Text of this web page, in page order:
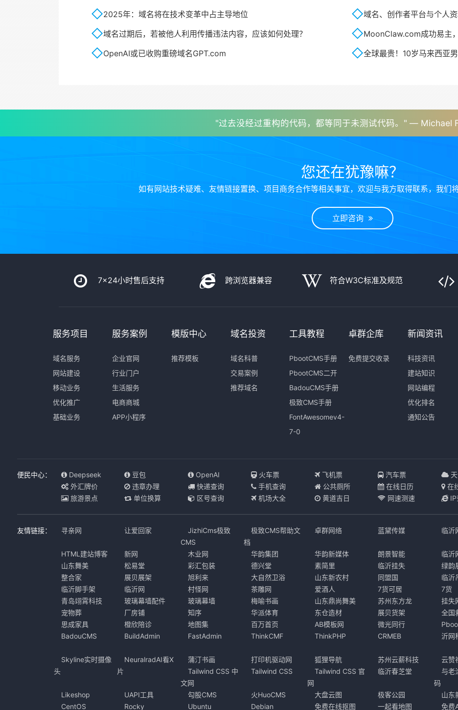
2025年：域名将在技术变革中占主导地位
域名、创作者平台与个人
域名过期后，若被他人利用传播违法内容，应该如何处理？
MoonClaw.com成功易主
OpenAI或已收购重磅域名GPT.com
全球最贵！10岁马来西亚
"过去没经过重构的代码，都等同于未测试代码。" — Michael
您还在犹豫嘛？
如有网站技术疑难、友情链接置换、项目商务合作等相关事宜，欢迎与我方取得联系，我们
立即咨询
7x24小时售后支持 跨浏览器兼容 符合W3C标准及规范
服务项目
域名服务
网站建设
移动业务
优化推广
基础业务
服务案例
企业官网
行业门户
生活服务
电商商城
APP小程序
模版中心
推荐模板
域名投资
域名科普
交易案例
推荐域名
工具教程
PbootCMS手册
PbootCMS二开
BadouCMS手册
极致CMS手册
FontAwesomev4-
7-0
卓群企库
免费提交收录
新闻资讯
科技资讯
建站知识
网站编程
优化排名
通知公告
便民中心： Deepseek 豆包 OpenAI 火车票 飞机票 汽车票
外汇牌价
违章办理 快递查询 手机查询 公共厕所 在线日历 在
旅游景点
单位换算 区号查询 机场大全 黄道吉日 网速测速
友情链接： 寻亲网 让爱回家
JizhiCms极致
CMS
极致CMS帮助文
档
卓群网络 蓝黛传媒 临沂
HTML建站博客
新网 木业网 华韵集团 华韵新媒体 朗景智能 临沂
山东舞美
松易堂 彩汇包装 德兴堂 素简里 临沂挂失 绿韵
整合家
展贝展架 旭利来 大自然卫浴 山东新农村 同盟国 临沂
临沂脚手架
临沂网 村怪网 茶雕网 爱酒人 7货可居 7货
青岛翊霄科技
玻璃幕墙配件 玻璃幕墙 梅喻书画 山东鼎尚舞美 苏州东方龙 挂失
宠物葬
厂房铺 知序 华派体育 东仓造材 展贝货架 全国
思成家具
橙欣陪诊 地图集 百万首页 AB模板网 微光同行
BadouCMS
BuildAdmin FastAdmin ThinkCMF ThinkPHP CRMEB 沂网
Skyline实时摄像
头
NeuralradAI看X
片
蒲汀书画 打印机驱动网 狐狸导航 苏州云薪科技 云赞
Tailwind CSS 中
文网
Tailwind CSS
Tailwind CSS 官
网
临沂春芝堂
与老
码
Likeshop
UAPI工具 勾股CMS 火HuoCMS 大盘云图 极客公园 山东
CentOS
Rocky Ubuntu Debian 免费在线抠图 一起看地图 免费